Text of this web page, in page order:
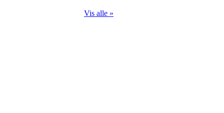
Vis alle »